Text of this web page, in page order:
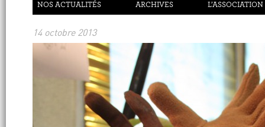
NOS ACTUALITÉS ARCHIVES L’ASSOCIATION
14 octobre 2013